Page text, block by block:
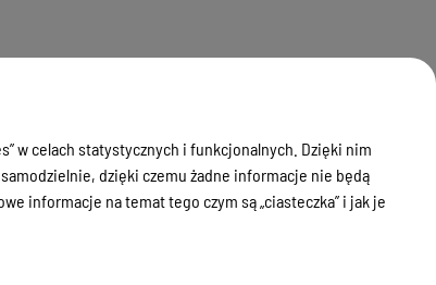
w celach statystycznych i funkcjonalnych. Dzięki nim
dzięki czemu żadne informacje nie będą
informacje na temat tego czym są „ciasteczka” i jak je